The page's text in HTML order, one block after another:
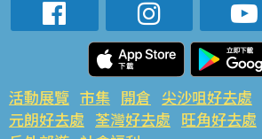
活動展覽 市集 開倉 尖沙咀好去處
元朗好去處 荃灣好去處 旺角好去處